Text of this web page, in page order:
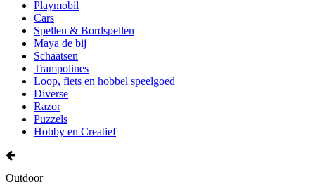
Playmobil
Cars
Spellen & Bordspellen
Maya de bij
Schaatsen
Trampolines
Loop, fiets en hobbel speelgoed
Diverse
Razor
Puzzels
Hobby en Creatief
Outdoor